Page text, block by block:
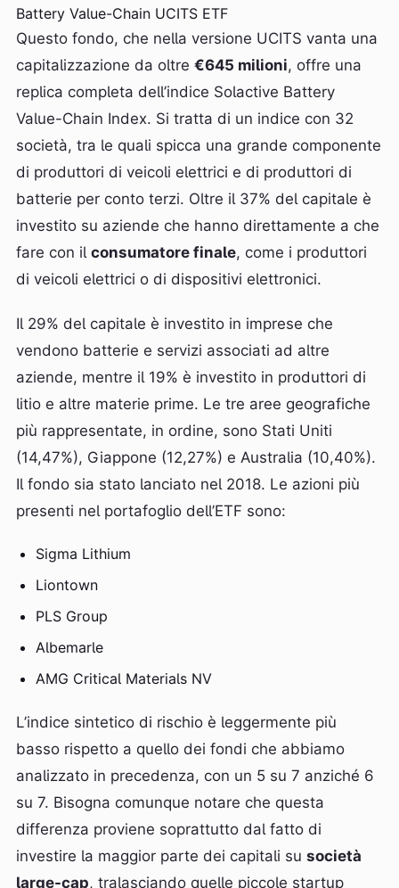
Battery Value-Chain UCITS ETF
Questo fondo, che nella versione UCITS vanta una
capitalizzazione da oltre €645 milioni, offre una
replica completa dell’indice Solactive Battery
Value-Chain Index. Si tratta di un indice con 32
società, tra le quali spicca una grande componente
di produttori di veicoli elettrici e di produttori di
batterie per conto terzi. Oltre il 37% del capitale è
investito su aziende che hanno direttamente a che
fare con il consumatore finale, come i produttori
di veicoli elettrici o di dispositivi elettronici.
Il 29% del capitale è investito in imprese che
vendono batterie e servizi associati ad altre
aziende, mentre il 19% è investito in produttori di
litio e altre materie prime. Le tre aree geografiche
più rappresentate, in ordine, sono Stati Uniti
(14,47%), Giappone (12,27%) e Australia (10,40%).
Il fondo sia stato lanciato nel 2018. Le azioni più
presenti nel portafoglio dell’ETF sono:
Sigma Lithium
Liontown
PLS Group
Albemarle
AMG Critical Materials NV
L’indice sintetico di rischio è leggermente più
basso rispetto a quello dei fondi che abbiamo
analizzato in precedenza, con un 5 su 7 anziché 6
su 7. Bisogna comunque notare che questa
differenza proviene soprattutto dal fatto di
investire la maggior parte dei capitali su società
large-cap, tralasciando quelle piccole startup